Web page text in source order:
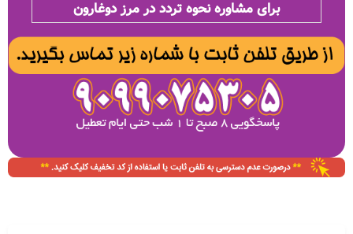
برای مشاوره نحوه تردد در مرز دوغارون